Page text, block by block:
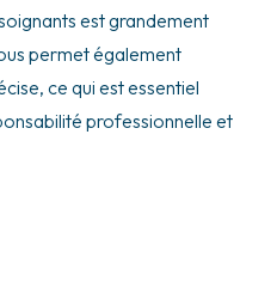
est grandement
permet également
ce qui est essentiel
professionnelle et